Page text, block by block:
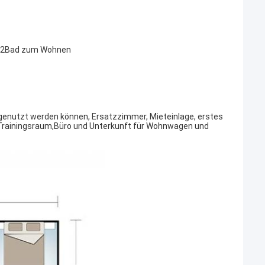
zum Wohnen
werden können, Ersatzzimmer, Mieteinlage, erstes
und Unterkunft für Wohnwagen und